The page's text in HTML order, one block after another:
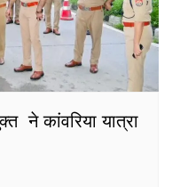
ने कांवरिया यात्रा